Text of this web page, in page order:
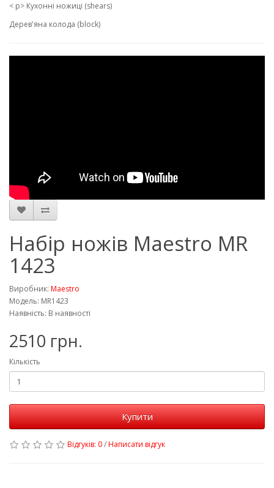
< p> Кухонні ножиці (shears)
Дерев'яна колода (block)
Набір ножів Maestro MR
1423
Виробник: Maestro
Модель: MR1423
Наявність: В наявності
2510 грн.
Кількість
Купити
Відгуків: 0/Написати відгук